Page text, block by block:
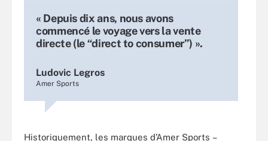
« Depuis dix ans, nous avons
commencé le voyage vers la vente
directe (le “direct to consumer”) ».
Ludovic Legros
Amer Sports
Historiquement, les marques d’Amer Sports –